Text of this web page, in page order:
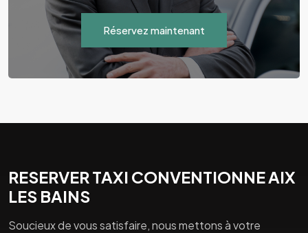
Réservez maintenant
RESERVER TAXI CONVENTIONNE AIX
LES BAINS
Soucieux de vous satisfaire, nous mettons à votre